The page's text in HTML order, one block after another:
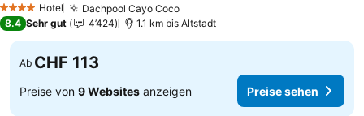
4 Sterne Hotel Dachpool Cayo Coco
8.4 Sehr gut 4’424 1.1 km bis Altstadt
Ab CHF 113
Preise von 9 Websites anzeigen Preise sehen